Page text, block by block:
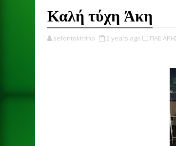
Καλή τύχη Άκη
sefontokitrino 2 years ago ΠΑΕ